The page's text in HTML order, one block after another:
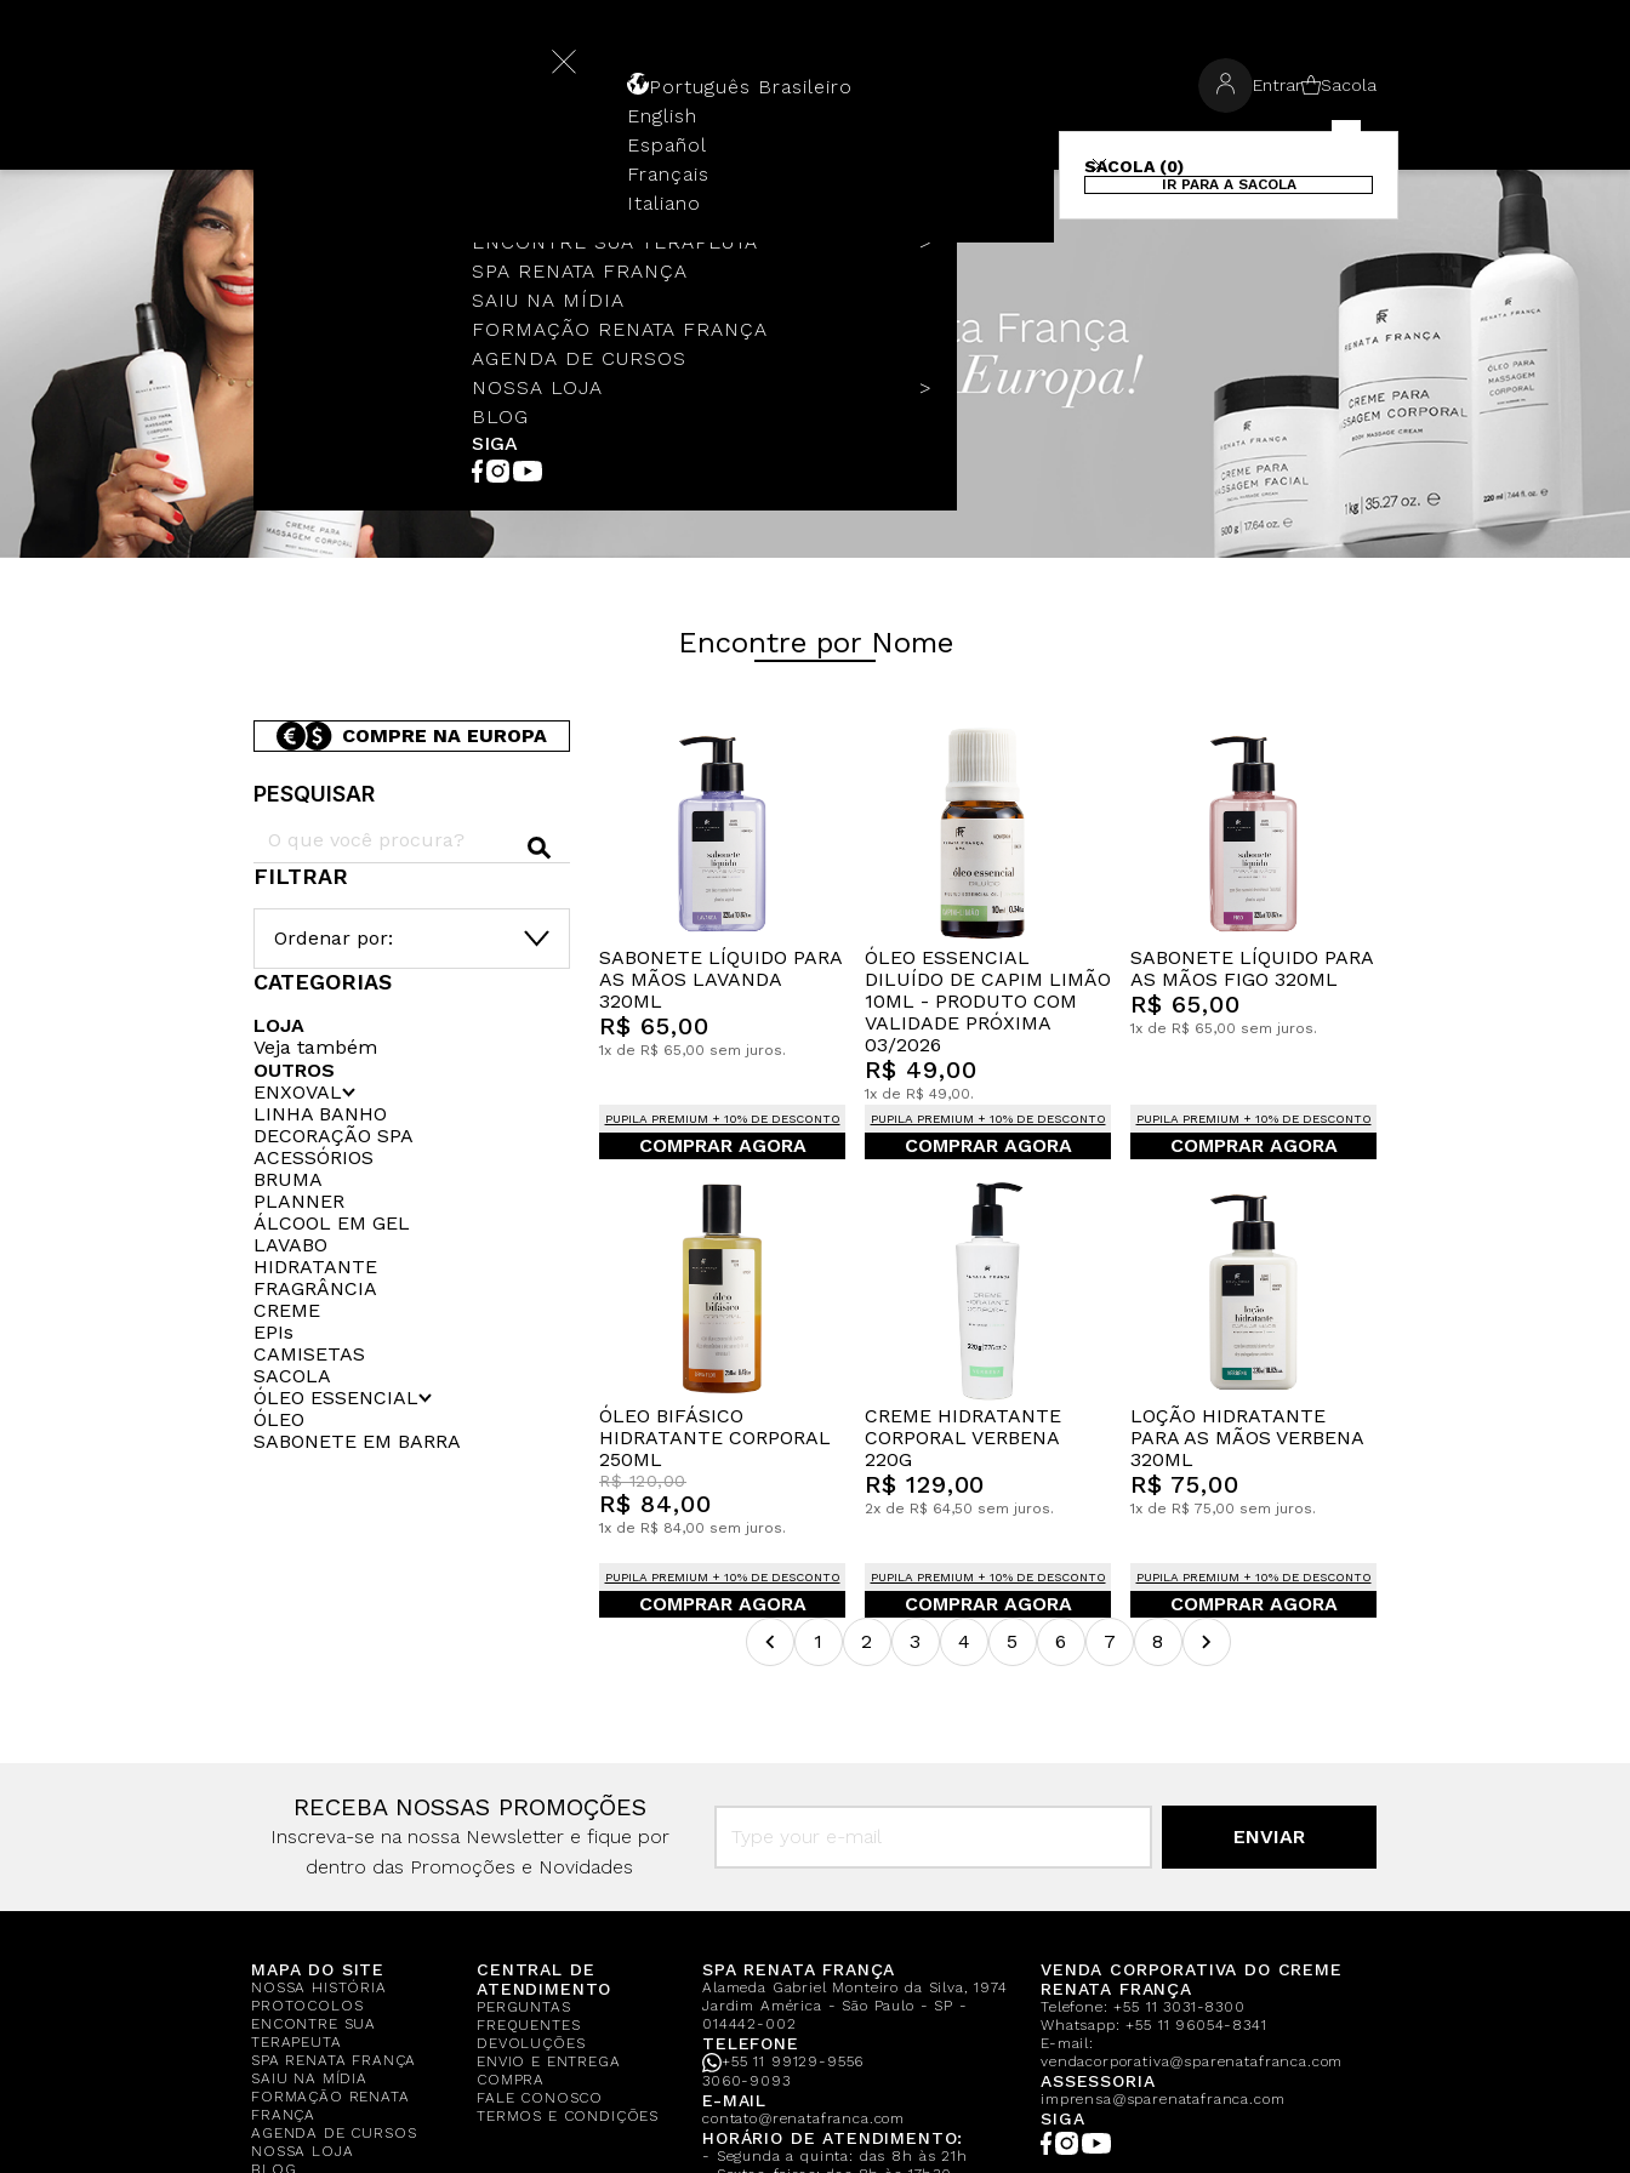
NOSSA HISTÓRIA
ENCONTRE SUA TERAPEUTA
SPA RENATA FRANÇA
SAIU NA MÍDIA
FORMAÇÃO RENATA FRANÇA
AGENDA DE CURSOS
NOSSA LOJA
BLOG
SIGA
Português Brasileiro
English
Español
Français
Italiano
Entrar Sacola
SACOLA (0)
IR PARA A SACOLA
Encontre por Nome
COMPRE NA EUROPA
PESQUISAR
FILTRAR
Ordenar por:
CATEGORIAS
LOJA
Veja também
OUTROS
ENXOVAL
LINHA BANHO
DECORAÇÃO SPA
ACESSÓRIOS
BRUMA
PLANNER
ÁLCOOL EM GEL
LAVABO
HIDRATANTE
FRAGRÂNCIA
CREME
EPIs
CAMISETAS
SACOLA
ÓLEO ESSENCIAL
ÓLEO
SABONETE EM BARRA
SABONETE LÍQUIDO PARA
AS MÃOS LAVANDA
320ML
R$ 65,00
1x de R$ 65,00 sem juros.
PUPILA PREMIUM + 10% DE DESCONTO
COMPRAR AGORA
ÓLEO ESSENCIAL
DILUÍDO DE CAPIM LIMÃO
10ML - PRODUTO COM
VALIDADE PRÓXIMA
03/2026
R$ 49,00
1x de R$ 49,00.
PUPILA PREMIUM + 10% DE DESCONTO
COMPRAR AGORA
SABONETE LÍQUIDO PARA
AS MÃOS FIGO 320ML
R$ 65,00
1x de R$ 65,00 sem juros.
PUPILA PREMIUM + 10% DE DESCONTO
COMPRAR AGORA
ÓLEO BIFÁSICO
HIDRATANTE CORPORAL
250ML
R$ 120,00
R$ 84,00
1x de R$ 84,00 sem juros.
PUPILA PREMIUM + 10% DE DESCONTO
COMPRAR AGORA
CREME HIDRATANTE
CORPORAL VERBENA
220G
R$ 129,00
2x de R$ 64,50 sem juros.
PUPILA PREMIUM + 10% DE DESCONTO
COMPRAR AGORA
LOÇÃO HIDRATANTE
PARA AS MÃOS VERBENA
320ML
R$ 75,00
1x de R$ 75,00 sem juros.
PUPILA PREMIUM + 10% DE DESCONTO
COMPRAR AGORA
1
2 3 4 5 6 7 8
RECEBA NOSSAS PROMOÇÕES
Inscreva-se na nossa Newsletter e fique por
dentro das Promoções e Novidades
ENVIAR
MAPA DO SITE
NOSSA HISTÓRIA
PROTOCOLOS
ENCONTRE SUA
TERAPEUTA
SPA RENATA FRANÇA
SAIU NA MÍDIA
FORMAÇÃO RENATA
FRANÇA
AGENDA DE CURSOS
NOSSA LOJA
BLOG
CENTRAL DE
ATENDIMENTO
PERGUNTAS
FREQUENTES
DEVOLUÇÕES
ENVIO E ENTREGA
COMPRA
FALE CONOSCO
TERMOS E CONDIÇÕES
SPA RENATA FRANÇA
Alameda Gabriel Monteiro da Silva, 1974
Jardim América - São Paulo - SP -
014442-002
TELEFONE
+55 11 99129-9556
3060-9093
E-MAIL
contato@renatafranca.com
HORÁRIO DE ATENDIMENTO:
- Segunda a quinta: das 8h às 21h
VENDA CORPORATIVA DO CREME
RENATA FRANÇA
Telefone:+55 11 3031-8300
Whatsapp:+55 11 96054-8341
E-mail:
vendacorporativa@sparenatafranca.com
ASSESSORIA
imprensa@sparenatafranca.com
SIGA